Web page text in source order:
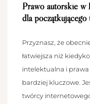
Prawo autorskie
dla
Przyznasz, że
łatwiejsza niż
intelektualna i prawa
bardziej kluczowe.
twórcy